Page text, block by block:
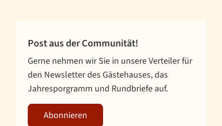
Post aus der Communität!
Gerne nehmen wir Sie in unsere Verteiler für
den Newsletter des Gästehauses, das
Jahresporgramm und Rundbriefe auf.
Abonnieren